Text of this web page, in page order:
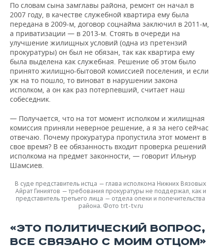
По словам сына замглавы района, ремонт он начал в
2007 году, в качестве служебной квартира ему была
передана в 2009-м, договор соцнайма заключил в 2011-м,
а приватизации — в 2013-м. Стоять в очереди на
улучшение жилищных условий (одна из претензий
прокуратуры) он был не обязан, так как квартира ему
была выделена как служебная. Решение об этом было
принято жилищно-бытовой комиссией поселения, и если
уж на то пошло, то виноват в нарушении закона
исполком, а он как раз потерпевший, считает наш
собеседник.
— Получается, что на тот момент исполком и жилищная
комиссия приняли неверное решение, а я за него сейчас
отвечаю. Почему прокуратура пропустила этот момент в
свое время? В ее обязанность входит проверка решений
исполкома на предмет законности, — говорит Ильнур
Шамсиев.
В суде представитель истца — глава исполкома Нижних Вязовых
Айрат Гиниятов — требования прокуратуры не поддержал, как и
представитель третьего лица — отдела опеки и попечительства
района. Фото trt-tv.ru
«ЭТО ПОЛИТИЧЕСКИЙ ВОПРОС,
ВСЕ СВЯЗАНО С МОИМ ОТЦОМ»